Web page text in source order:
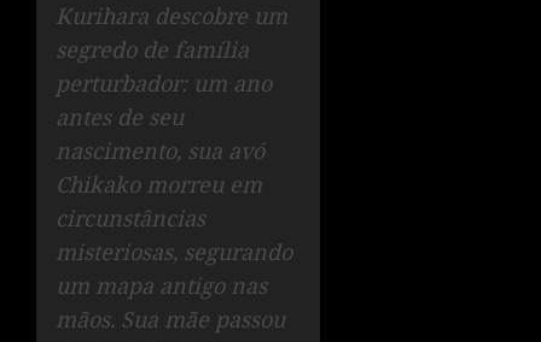
Kurihara descobre um
segredo de família
perturbador: um ano
antes de seu
nascimento, sua avó
Chikako morreu em
circunstâncias
misteriosas, segurando
um mapa antigo nas
mãos. Sua mãe passou